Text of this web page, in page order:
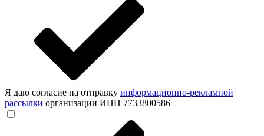
Я даю согласие на отправку информационно-рекламной
рассылки организации ИНН 7733800586